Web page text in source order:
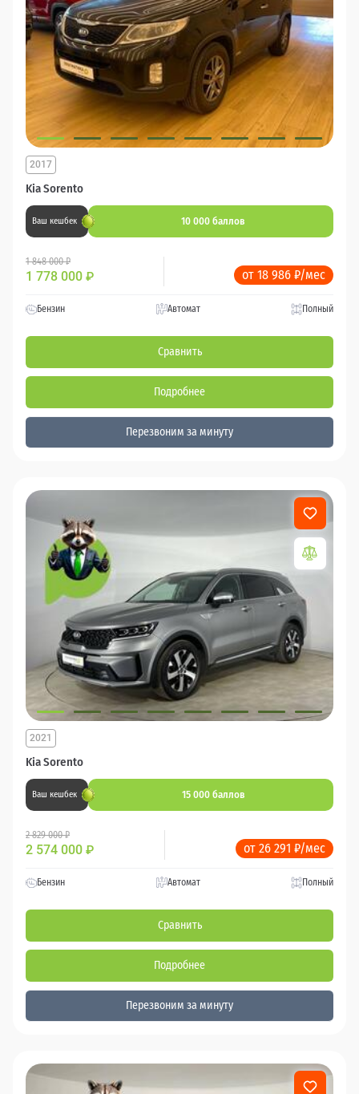
Kia Sorento
2017
Ваш кешбек 10 000 баллов
1 848 000 ₽
1 778 000 ₽ от 18 986 ₽/мес
Бензин Автомат Полный
Сравнить
Подробнее
Перезвоним за минуту
Kia Sorento
2021
Ваш кешбек 15 000 баллов
2 829 000 ₽
2 574 000 ₽ от 26 291 ₽/мес
Бензин Автомат Полный
Сравнить
Подробнее
Перезвоним за минуту